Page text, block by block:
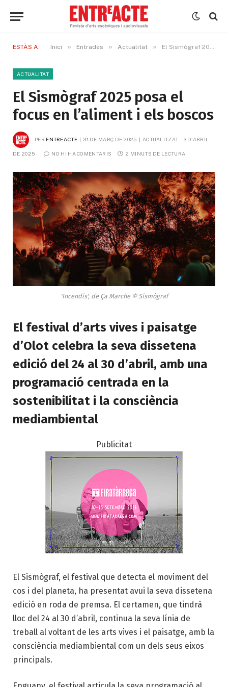
ESTÀS A: Inici » Entrades » Actualitat » El Sismògraf 2025 posa el focus en l’aliment i els boscos
ACTUALITAT
El Sismògraf 2025 posa el
focus en l’aliment i els boscos
PER ENTREACTE 31 DE MARÇ DE 2025 ACTUALITZAT: 3 D'ABRIL
DE 2025 NO HI HA COMENTARIS 2 MINUTS DE LECTURA
'Incendis', de Ça Marche © Sismògraf
El festival d’arts vives i paisatge
d’Olot celebra la seva dissetena
edició del 24 al 30 d’abril, amb una
programació centrada en la
sostenibilitat i la consciència
mediambiental
Publicitat
El Sismògraf, el festival que detecta el moviment del
cos i del planeta, ha presentat avui la seva dissetena
edició en roda de premsa. El certamen, que tindrà
lloc del 24 al 30 d’abril, continua la seva línia de
treball al voltant de les arts vives i el paisatge, amb la
consciència mediambiental com un dels seus eixos
principals.